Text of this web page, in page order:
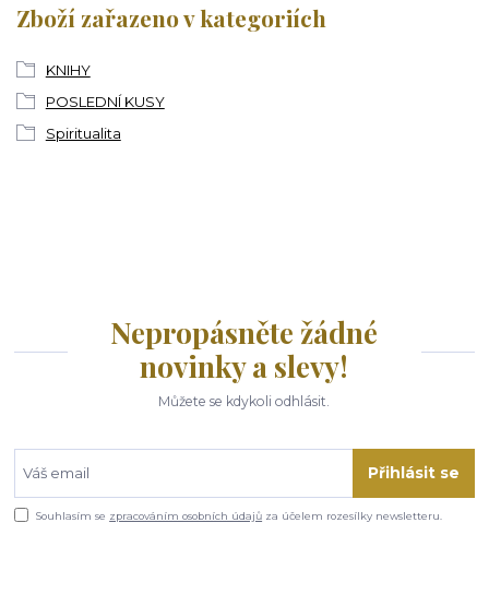
Zboží zařazeno v kategoriích
KNIHY
POSLEDNÍ KUSY
Spiritualita
Nepropásněte žádné
novinky a slevy!
Můžete se kdykoli odhlásit.
Přihlásit se
Souhlasím se zpracováním osobních údajů za účelem rozesílky newsletteru.